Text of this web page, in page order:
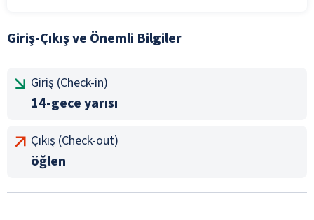
Giriş-Çıkış ve Önemli Bilgiler
Giriş (Check-in)
14-gece yarısı
Çıkış (Check-out)
öğlen